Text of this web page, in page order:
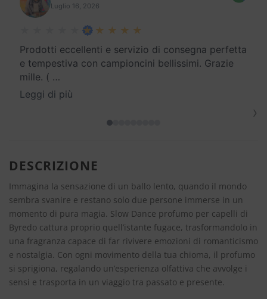
Luglio 16, 2026
Prodotti eccellenti e servizio di consegna perfetta
e tempestiva con campioncini bellissimi. Grazie
mille. ( …
Leggi di più
›
DESCRIZIONE
Immagina la sensazione di un ballo lento, quando il mondo
sembra svanire e restano solo due persone immerse in un
momento di pura magia. Slow Dance profumo per capelli di
Byredo cattura proprio quell’istante fugace, trasformandolo in
una fragranza capace di far rivivere emozioni di romanticismo
e nostalgia. Con ogni movimento della tua chioma, il profumo
si sprigiona, regalando un’esperienza olfattiva che avvolge i
sensi e trasporta in un viaggio tra passato e presente.